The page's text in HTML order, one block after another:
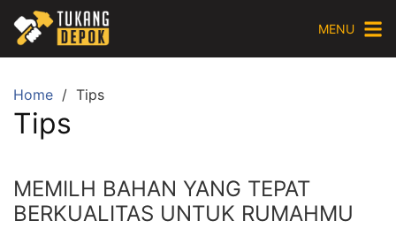
content
MENU
Home Tips
Tips
MEMILH BAHAN YANG TEPAT
BERKUALITAS UNTUK RUMAHMU